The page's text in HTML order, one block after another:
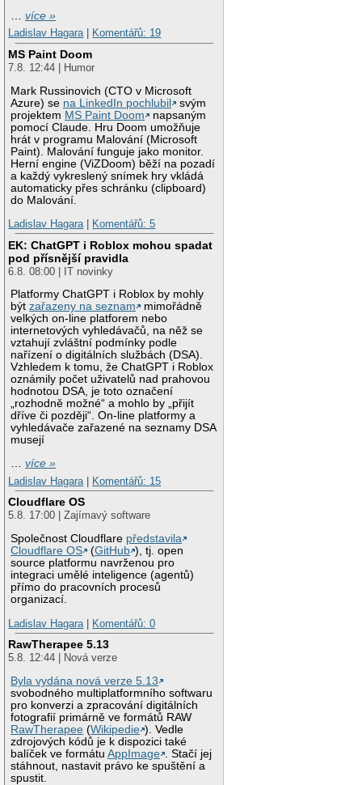
…více »
Ladislav Hagara| Komentářů: 19
MS Paint Doom
7.8. 12:44 | Humor
Mark Russinovich (CTO v Microsoft
Azure) se na LinkedIn pochlubil
svým
projektem MS Paint Doom
napsaným
pomocí Claude. Hru Doom umožňuje
hrát v programu Malování (Microsoft
Paint). Malování funguje jako monitor.
Herní engine (ViZDoom) běží na pozadí
a každý vykreslený snímek hry vkládá
automaticky přes schránku (clipboard)
do Malování.
Ladislav Hagara| Komentářů: 5
EK: ChatGPT i Roblox mohou spadat
pod přísnější pravidla
6.8. 08:00 | IT novinky
Platformy ChatGPT i Roblox by mohly
býtzařazeny na seznam
mimořádně
velkých on-line platforem nebo
internetových vyhledávačů, na něž se
vztahují zvláštní podmínky podle
nařízení o digitálních službách (DSA).
Vzhledem k tomu, že ChatGPT i Roblox
oznámily počet uživatelů nad prahovou
hodnotou DSA, je toto označení
„rozhodně možné“ a mohlo by „přijít
dříve či později“. On-line platformy a
vyhledávače zařazené na seznamy DSA
musejí
…více »
Ladislav Hagara | Komentářů: 15
Cloudflare OS
5.8. 17:00 | Zajímavý software
Společnost Cloudflare představila
Cloudflare OS
(GitHub ), tj. open
source platformu navrženou pro
integraci umělé inteligence (agentů)
přímo do pracovních procesů
organizací.
Ladislav Hagara | Komentářů: 0
RawTherapee 5.13
5.8. 12:44 | Nová verze
Byla vydána nová verze 5.13
svobodného multiplatformního softwaru
pro konverzi a zpracování digitálních
fotografií primárně ve formátů RAW
RawTherapee (Wikipedie ). Vedle
zdrojových kódů je k dispozici také
balíček ve formátuAppImage
. Stačí jej
stáhnout, nastavit právo ke spuštění a
spustit.